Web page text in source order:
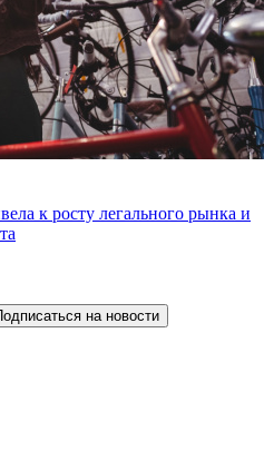
к росту легального рынка и
на новости